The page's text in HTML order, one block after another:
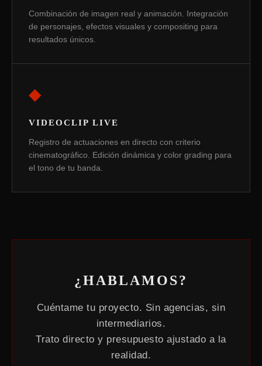
Combinación de imagen real y animación. Integración
de personajes, efectos visuales y compositing para
resultados únicos.
◆
VIDEOCLIP LIVE
Registro de actuaciones en directo con criterio
cinematográfico. Edición dinámica y color grading para
el tono de tu banda.
¿HABLAMOS?
Cuéntame tu proyecto. Sin agencias, sin
intermediarios.
Trato directo y presupuesto ajustado a la
realidad.